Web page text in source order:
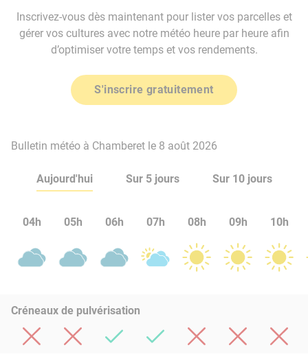
Inscrivez-vous dès maintenant pour lister vos parcelles et
gérer vos cultures avec notre météo heure par heure afin
d’optimiser votre temps et vos rendements.
S'inscrire gratuitement
Bulletin météo à Chamberet le 8 août 2026
Aujourd'hui Sur 5 jours Sur 10 jours
04h 05h 06h 07h 08h 09h 10h
Créneaux de pulvérisation